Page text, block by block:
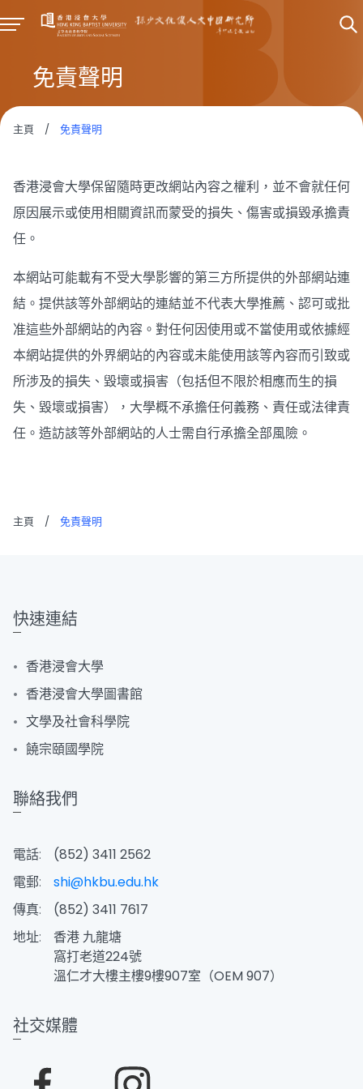
免責聲明
主頁 / 免責聲明
香港浸會大學保留隨時更改網站內容之權利，並不會就任何
原因展示或使用相關資訊而蒙受的損失、傷害或損毀承擔責
任。
本網站可能載有不受大學影響的第三方所提供的外部網站連
結。提供該等外部網站的連結並不代表大學推薦、認可或批
准這些外部網站的內容。對任何因使用或不當使用或依據經
本網站提供的外界網站的內容或未能使用該等內容而引致或
所涉及的損失、毀壞或損害（包括但不限於相應而生的損
失、毀壞或損害），大學概不承擔任何義務、責任或法律責
任。造訪該等外部網站的人士需自行承擔全部風險。
主頁 / 免責聲明
快速連結
香港浸會大學
香港浸會大學圖書館
文學及社會科學院
饒宗頤國學院
聯絡我們
電話:
(852) 3411 2562
電郵:
shi@hkbu.edu.hk
傳真:
(852) 3411 7617
地址:
香港 九龍塘
窩打老道224號
溫仁才大樓主樓9樓907室（OEM 907）
社交媒體